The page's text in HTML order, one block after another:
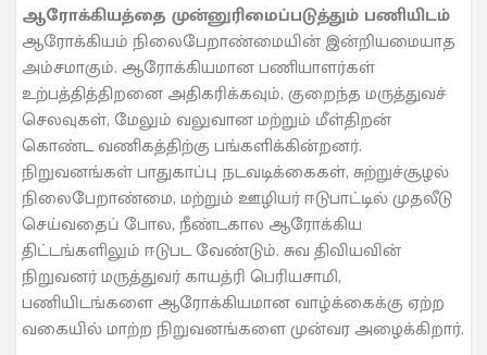
ஆரோக்கியத்தை முன்னுரிமைப்படுத்தும் பணியிடம்
ஆரோக்கியம் நிலைபேறாண்மையின் இன்றியமையாத
அம்சமாகும். ஆரோக்கியமான பணியாளர்கள்
உற்பத்தித்திறனை அதிகரிக்கவும், குறைந்த மருத்துவச்
செலவுகள், மேலும் வலுவான மற்றும் மீள்திறன்
கொண்ட வணிகத்திற்கு பங்களிக்கின்றனர்.
நிறுவனங்கள் பாதுகாப்பு நடவடிக்கைகள், சுற்றுச்சூழல்
நிலைபேறாண்மை, மற்றும் ஊழியர் ஈடுபாட்டில் முதலீடு
செய்வதைப் போல, நீண்டகால ஆரோக்கிய
திட்டங்களிலும் ஈடுபட வேண்டும். சுவ திவியவின்
நிறுவனர் மருத்துவர் காயத்ரி பெரியசாமி,
பணியிடங்களை ஆரோக்கியமான வாழ்க்கைக்கு ஏற்ற
வகையில் மாற்ற நிறுவனங்களை முன்வர அழைக்கிறார்.